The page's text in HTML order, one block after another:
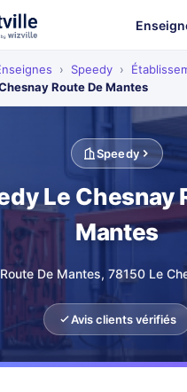
› Speedy ›
Route De Mantes
Speedy
Le Chesnay
Mantes
De Mantes, 78150 Le
Avis clients vérifiés